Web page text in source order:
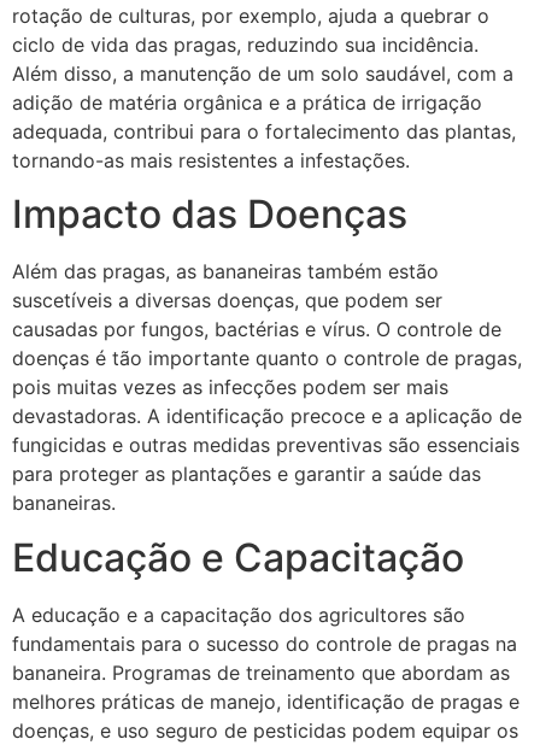
rotação de culturas, por exemplo, ajuda a quebrar o
ciclo de vida das pragas, reduzindo sua incidência.
Além disso, a manutenção de um solo saudável, com a
adição de matéria orgânica e a prática de irrigação
adequada, contribui para o fortalecimento das plantas,
tornando-as mais resistentes a infestações.
Impacto das Doenças
Além das pragas, as bananeiras também estão
suscetíveis a diversas doenças, que podem ser
causadas por fungos, bactérias e vírus. O controle de
doenças é tão importante quanto o controle de pragas,
pois muitas vezes as infecções podem ser mais
devastadoras. A identificação precoce e a aplicação de
fungicidas e outras medidas preventivas são essenciais
para proteger as plantações e garantir a saúde das
bananeiras.
Educação e Capacitação
A educação e a capacitação dos agricultores são
fundamentais para o sucesso do controle de pragas na
bananeira. Programas de treinamento que abordam as
melhores práticas de manejo, identificação de pragas e
doenças, e uso seguro de pesticidas podem equipar os